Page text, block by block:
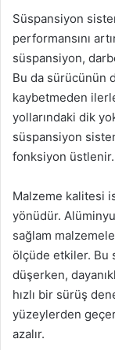
Süspansiyon
performansını
süspansiyon,
Bu da sürücünün
kaybetmeden
yollarındaki dik
süspansiyon
fonksiyon üstlenir.
Malzeme kalitesi
yönüdür.
sağlam
ölçüde etkiler. Bu
düşerken,
hızlı bir sürüş
yüzeylerden
azalır.